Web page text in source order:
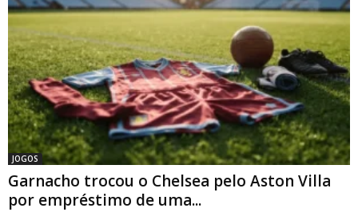
JOGOS
Garnacho trocou o Chelsea pelo Aston Villa
por empréstimo de uma...